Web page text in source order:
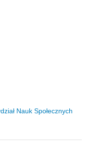
Nauk Społecznych